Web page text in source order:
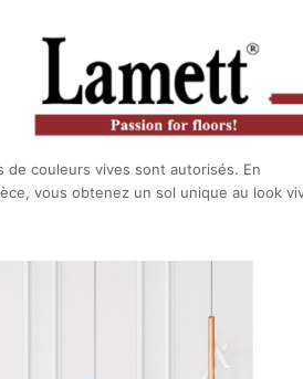
de couleurs vives sont autorisés. En
vous obtenez un sol unique au look